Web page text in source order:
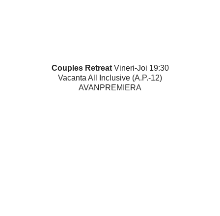
Couples RetreatVineri-Joi 19:30
Vacanta All Inclusive (A.P.-12)
AVANPREMIERA